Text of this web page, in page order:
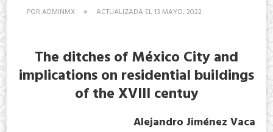
POR ADMINMX ACTUALIZADA EL13 MAYO, 2022
The ditches of México City and
implications on residential buildings
of the XVIII centuy
Alejandro Jiménez Vaca